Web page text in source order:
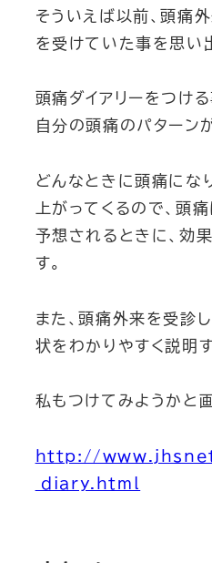
そういえば以前、頭痛
を受けていた事を思い
頭痛ダイアリーをつける
自分の頭痛のパターン
どんなときに頭痛にな
上がってくるので、頭
予想されるときに、効
す。
また、頭痛外来を受診
状をわかりやすく説明
私もつけてみようかと画
http://
_diary.html